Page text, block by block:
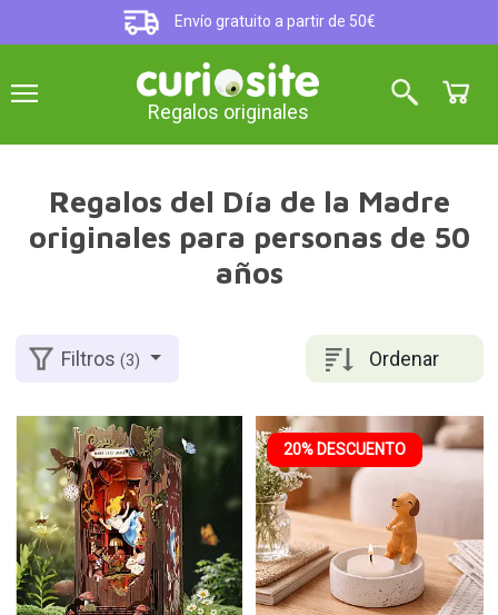
Envío gratuito a partir de 50€
Regalos originales
Regalos del Día de la Madre
originales para personas de 50
años
Ordenar
Filtros(3)
20% DESCUENTO